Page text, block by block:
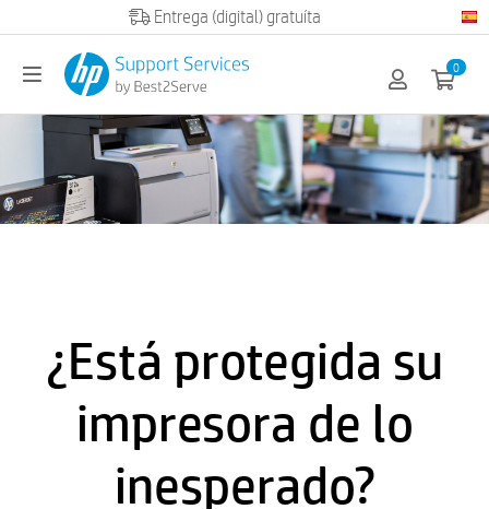
Official HP partner
0
¿Está protegida su
impresora de lo
inesperado?